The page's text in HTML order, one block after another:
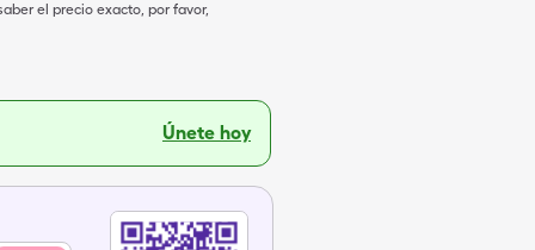
el precio exacto, por favor,
Únete hoy